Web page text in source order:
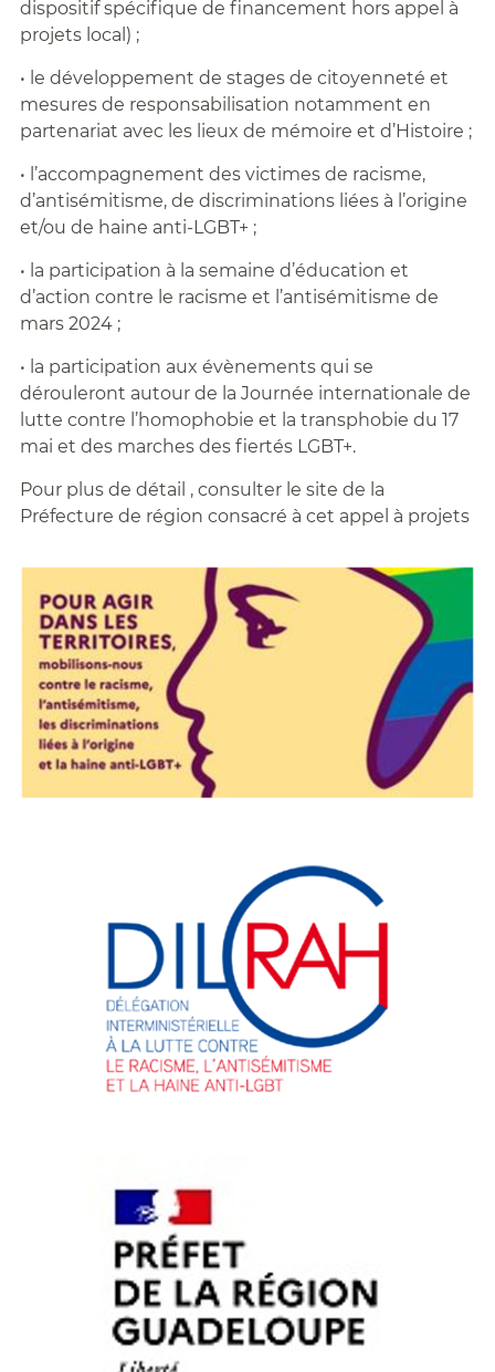
dispositif spécifique de financement hors appel à
projets local) ;
• le développement de stages de citoyenneté et
mesures de responsabilisation notamment en
partenariat avec les lieux de mémoire et d’Histoire ;
• l’accompagnement des victimes de racisme,
d’antisémitisme, de discriminations liées à l’origine
et/ou de haine anti-LGBT+ ;
• la participation à la semaine d’éducation et
d’action contre le racisme et l’antisémitisme de
mars 2024 ;
• la participation aux évènements qui se
dérouleront autour de la Journée internationale de
lutte contre l’homophobie et la transphobie du 17
mai et des marches des fiertés LGBT+.
Pour plus de détail , consulter le site de la
Préfecture de région consacré à cet appel à projets